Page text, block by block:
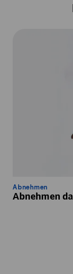
Abnehmen
Abnehmen